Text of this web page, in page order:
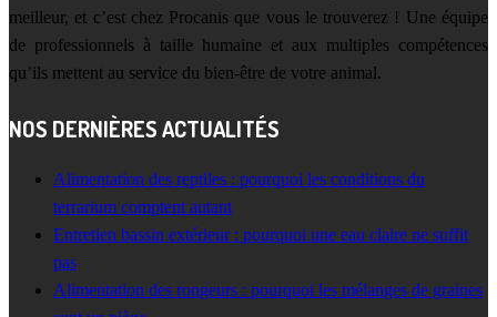
meilleur, et c’est chez Procanis que vous le trouverez ! Une équipe
de professionnels à taille humaine et aux multiples compétences
qu’ils mettent au service du bien-être de votre animal.
NOS DERNIÈRES ACTUALITÉS
Alimentation des reptiles : pourquoi les conditions du
terrarium comptent autant
Entretien bassin extérieur : pourquoi une eau claire ne suffit
pas
Alimentation des rongeurs : pourquoi les mélanges de graines